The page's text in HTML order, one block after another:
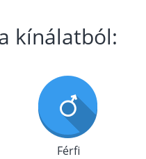
kínálatból:
Férfi